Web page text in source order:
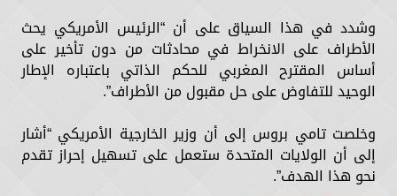
وشدد في هذا السياق على أن “الرئيس الأمريكي يحث
الأطراف على الانخراط في محادثات من دون تأخير على
أساس المقترح المغربي للحكم الذاتي باعتباره الإطار
الوحيد للتفاوض على حل مقبول من الأطراف”.
وخلصت تامي بروس إلى أن وزير الخارجية الأمريكي “أشار
إلى أن الولايات المتحدة ستعمل على تسهيل إحراز تقدم
نحو هذا الهدف”.